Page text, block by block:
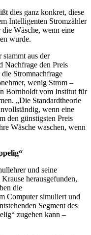
dies ganz konkret, diese
Intelligenten Stromzähler
Wäsche, wenn eine
wurde.
aus der
Nachfrage den Preis
Stromnachfrage
wenig Strom –
Bornholdt vom Institut für
„Die Standardtheorie
wenn eine
den günstigsten Preis
Wäsche waschen, wenn
und seine
herausgefunden,
die
Computer simuliert und
Segment des
zugehen kann –